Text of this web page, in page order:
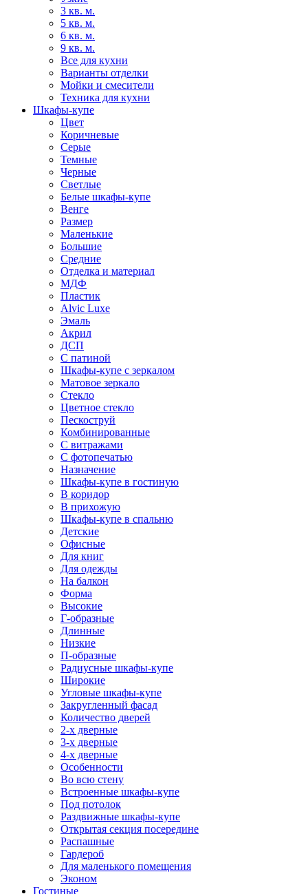
3 кв. м.
5 кв. м.
6 кв. м.
9 кв. м.
Все для кухни
Варианты отделки
Мойки и смесители
Техника для кухни
Шкафы-купе
Цвет
Коричневые
Серые
Темные
Черные
Светлые
Белые шкафы-купе
Венге
Размер
Маленькие
Большие
Средние
Отделка и материал
МДФ
Пластик
Alvic Luxe
Эмаль
Акрил
ДСП
С патиной
Шкафы-купе с зеркалом
Матовое зеркало
Стекло
Цветное стекло
Пескоструй
Комбинированные
С витражами
С фотопечатью
Назначение
Шкафы-купе в гостиную
В коридор
В прихожую
Шкафы-купе в спальню
Детские
Офисные
Для книг
Для одежды
На балкон
Форма
Высокие
Г-образные
Длинные
Низкие
П-образные
Радиусные шкафы-купе
Широкие
Угловые шкафы-купе
Закругленный фасад
Количество дверей
2-х дверные
3-х дверные
4-х дверные
Особенности
Во всю стену
Встроенные шкафы-купе
Под потолок
Раздвижные шкафы-купе
Открытая секция посередине
Распашные
Гардероб
Для маленького помещения
Эконом
Гостиные